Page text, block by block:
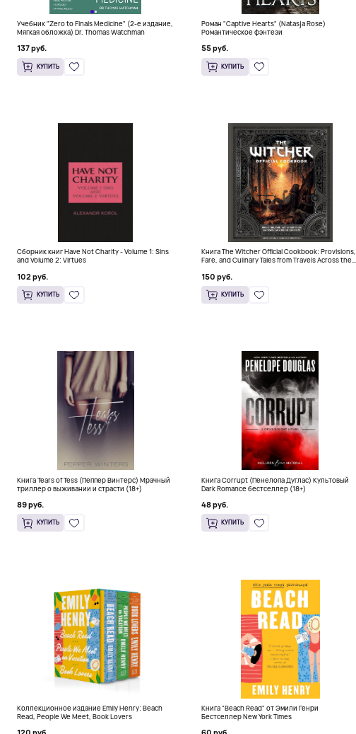
Учебник "Zero to Finals Medicine" (2-е издание,
Мягкая обложка) Dr. Thomas Watchman
137 руб.
КУПИТЬ
Роман "Captive Hearts" (Natasja Rose)
Романтическое фэнтези
55 руб.
КУПИТЬ
Сборник книг Have Not Charity - Volume 1: Sins
and Volume 2: Virtues
102 руб.
КУПИТЬ
Книга The Witcher Official Cookbook: Provisions,
Fare, and Culinary Tales from Travels Across the
150 руб.
КУПИТЬ
Книга Tears of Tess (Пеппер Винтерс) Мрачный
триллер о выживании и страсти (18+)
89 руб.
КУПИТЬ
Книга Corrupt (Пенелопа Дуглас) Культовый
Dark Romance бестселлер (18+)
48 руб.
КУПИТЬ
Коллекционное издание Emily Henry: Beach
Read, People We Meet, Book Lovers
Книга "Beach Read" от Эмили Генри
Бестселлер New York Times